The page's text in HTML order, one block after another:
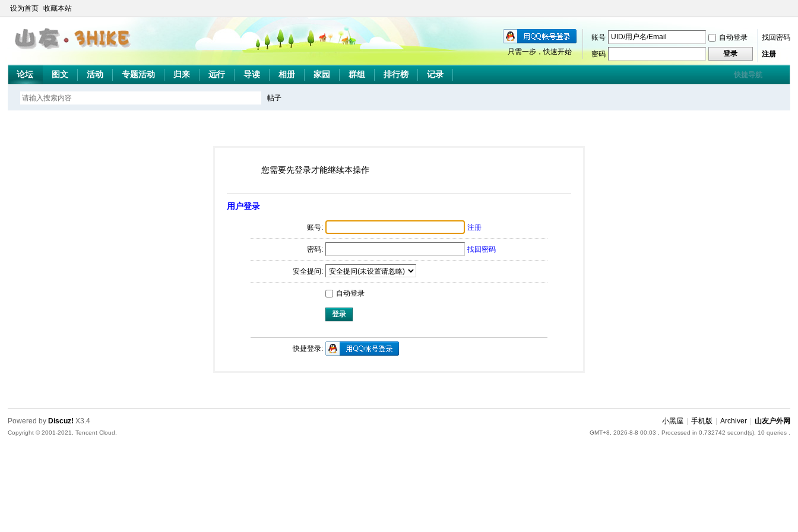
设为首页 收藏本站
账号 自动登录
找回密码
密码
登录 注册
只需一步，快速开始
快捷导航
论坛 图文 活动 专题活动 归来 远行 导读 相册 家园 群组 排行榜 记录
帖子
索
您需要先登录才能继续本操作
用户登录
账号: 注册
密码: 找回密码
安全提问:
自动登录
登录
快捷登录:
小黑屋 手机版 Archiver 山友户外网
GMT+8, 2026-8-8 00:03 , Processed in 0.732742 second(s), 10 queries .
Powered by Discuz! X3.4
Copyright © 2001-2021, Tencent Cloud.